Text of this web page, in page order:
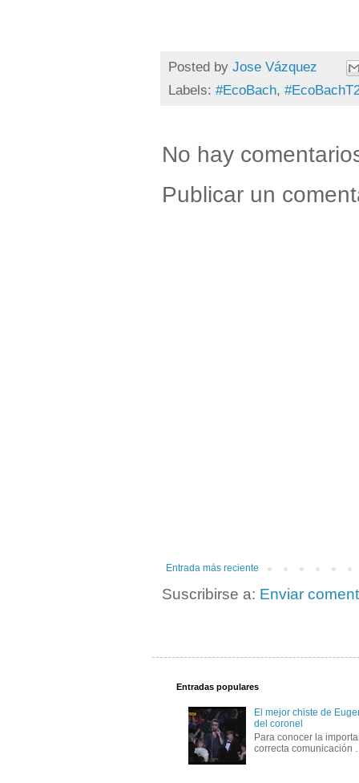
Posted by Jose Vázquez
Labels: #EcoBach,
No hay
Publicar un
Entrada más reciente
Suscribirse a: Enviar
Entradas populares
El mejor chiste de
del coronel
Para conocer la
correcta